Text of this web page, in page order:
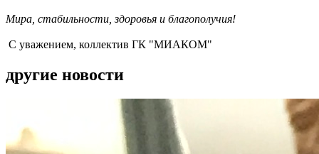
Мира, стабильности, здоровья и благополучия!
С уважением, коллектив ГК "МИАКОМ"
другие новости